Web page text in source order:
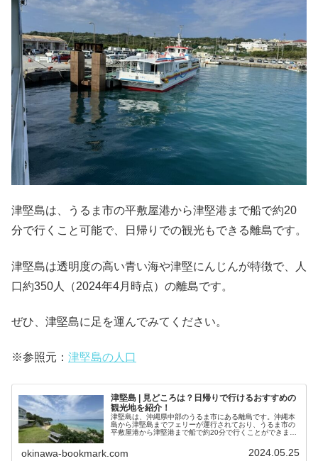
津堅島は、うるま市の平敷屋港から津堅港まで船で約20
分で行くこと可能で、日帰りでの観光もできる離島です。
津堅島は透明度の高い青い海や津堅にんじんが特徴で、人
口約350人（2024年4月時点）の離島です。
ぜひ、津堅島に足を運んでみてください。
※参照元： 津堅島の人口
津堅島 | 見どころは？日帰りで行けるおすすめの
観光地を紹介！
津堅島は、沖縄県中部のうるま市にある離島です。沖縄本
島から津堅島までフェリーが運行されており、うるま市の
平敷屋港から津堅港まで船で約20分で行くことができま
okinawa-bookmark.com 2024.05.25